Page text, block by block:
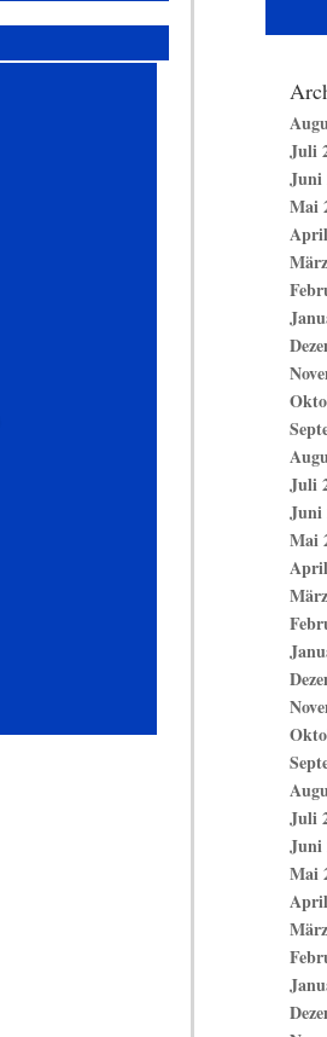
Juli
Juni
Mai
Juli
Juni
Mai
Juli
Juni
Mai